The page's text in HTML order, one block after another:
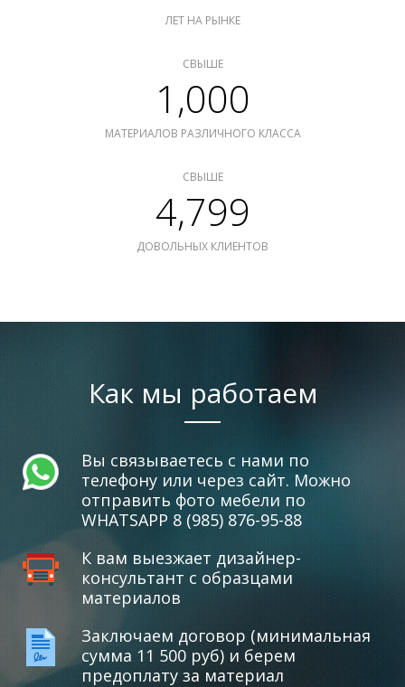
ЛЕТ НА РЫНКЕ
СВЫШЕ
1,000
МАТЕРИАЛОВ РАЗЛИЧНОГО КЛАССА
СВЫШЕ
4,799
ДОВОЛЬНЫХ КЛИЕНТОВ
Как мы работаем
Вы связываетесь с нами по
телефону или через сайт. Можно
отправить фото мебели по
WHATSAPP 8 (985) 876-95-88
К вам выезжает дизайнер-
консультант с образцами
материалов
Заключаем договор (минимальная
сумма 11 500 руб) и берем
предоплату за материал